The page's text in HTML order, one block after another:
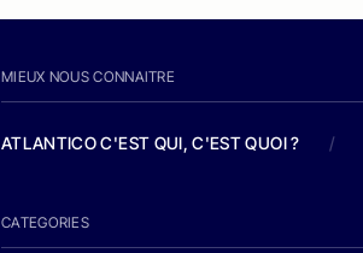
MIEUX NOUS CONNAITRE
ATLANTICO C'EST QUI, C'EST QUOI ? /
CATEGORIES